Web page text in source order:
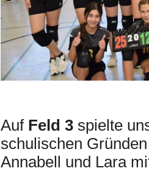
Auf Feld 3 spielte
schulischen
Annabell und Lara